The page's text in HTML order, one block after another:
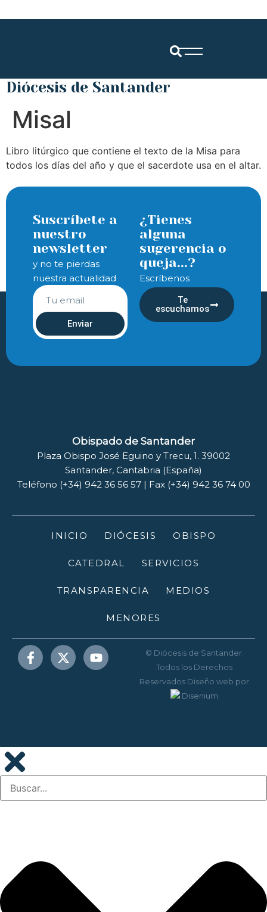
Diócesis de Santander
Misal
Libro litúrgico que contiene el texto de la Misa para
todos los días del año y que el sacerdote usa en el altar.
Suscríbete a
nuestro
newsletter
y no te pierdas
nuestra actualidad
Enviar
¿Tienes
alguna
sugerencia o
queja...?
Escríbenos
Te
escuchamos
Obispado de Santander
Plaza Obispo José Eguino y Trecu, 1. 39002
Santander, Cantabria (España)
Teléfono (+34) 942 36 56 57 | Fax (+34) 942 36 74 00
INICIO DIÓCESIS OBISPO
CATEDRAL SERVICIOS
TRANSPARENCIA MEDIOS
MENORES
© Diócesis de Santander.
Todos los Derechos
Reservados Diseño web por
Disenium